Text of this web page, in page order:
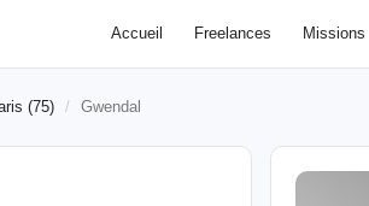
Accueil Freelances Missions
(75) Gwendal